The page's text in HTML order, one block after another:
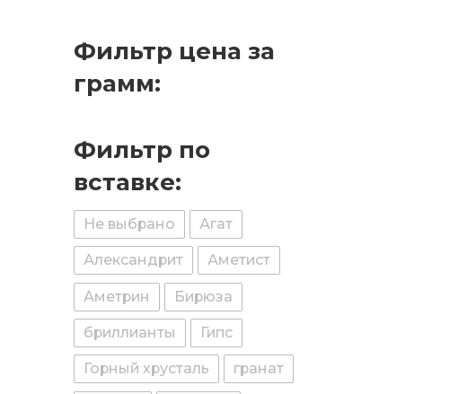
Фильтр цена за
грамм:
Фильтр по
вставке:
Не выбрано Агат
Александрит Аметист
Аметрин Бирюза
бриллианты Гипс
Горный хрусталь гранат